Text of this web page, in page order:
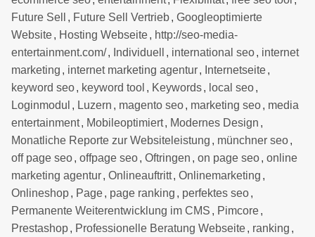
Future Sell
, Future Sell Vertrieb, Googleoptimierte
Website, Hosting Webseite, http://seo-media-
entertainment.com/, Individuell , international seo, internet
marketing , internet marketing agentur, Internetseite,
keyword seo, keyword tool , Keywords, local seo,
Loginmodul , Luzern , magento seo, marketing seo, media
entertainment, Mobileoptimiert, Modernes Design ,
Monatliche Reporte zur Websiteleistung , münchner seo,
off page seo, offpage seo, Oftringen , on page seo, online
marketing agentur, Onlineauftritt, Onlinemarketing ,
Onlineshop, Page, page ranking , perfektes seo,
Permanente Weiterentwicklung im CMS , Pimcore,
Prestashop, Professionelle Beratung Webseite, ranking ,